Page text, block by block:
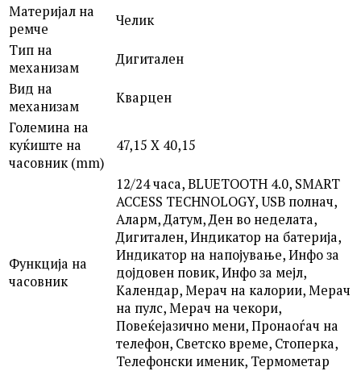
Материјал на
ремче
Челик
Тип на
механизам
Дигитален
Вид на
механизам
Кварцен
Големина на
куќиште на
часовник (mm)
47,15 X 40,15
Функција на
часовник
12/24 часа, BLUETOOTH 4.0, SMART
ACCESS TECHNOLOGY, USB полнач,
Аларм, Датум, Ден во неделата,
Дигитален, Индикатор на батерија,
Индикатор на напојување, Инфо за
дојдовен повик, Инфо за мејл,
Календар, Мерач на калории, Мерач
на пулс, Мерач на чекори,
Повеќејазично мени, Пронаоѓач на
телефон, Светско време, Стоперка,
Телефонски именик, Термометар